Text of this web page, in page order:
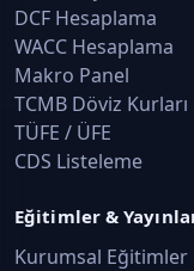
DCF Hesaplama
WACC Hesaplama
Makro Panel
TCMB Döviz Kurları
TÜFE / ÜFE
CDS Listeleme
Eğitimler &
Kurumsal Eğitimler